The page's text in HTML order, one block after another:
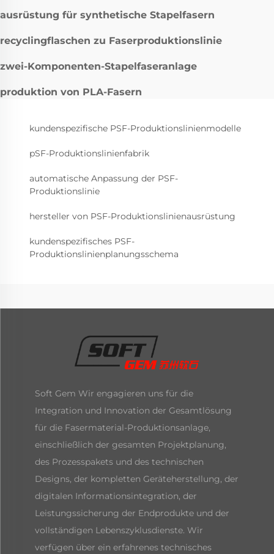
ausrüstung für synthetische Stapelfasern
recyclingflaschen zu Faserproduktionslinie
zwei-Komponenten-Stapelfaseranlage
produktion von PLA-Fasern
kundenspezifische PSF-Produktionslinienmodelle
pSF-Produktionslinienfabrik
automatische Anpassung der PSF-
Produktionslinie
hersteller von PSF-Produktionslinienausrüstung
kundenspezifisches PSF-
Produktionslinienplanungsschema
Soft Gem Wir engagieren uns für die
Integration und Innovation der Gesamtlösung
für die Fasermaterial-Produktionsanlage,
einschließlich der gesamten Projektplanung,
des Prozesspakets und des technischen
Designs, der kompletten Geräteherstellung, der
digitalen Informationsintegration, der
Leistungssicherung der Endprodukte und der
vollständigen Lebenszyklusdienste. Wir
verfügen über ein erfahrenes technisches